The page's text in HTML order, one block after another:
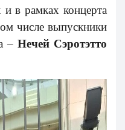
и в рамках концерта
числе выпускники
– Нечей Сэротэтто